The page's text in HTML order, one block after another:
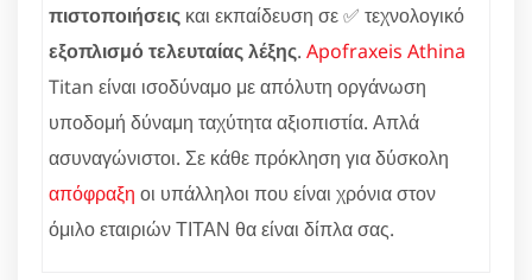
πιστοποιήσεις και εκπαίδευση σε ✅ τεχνολογικό
εξοπλισμό τελευταίας λέξης. Apofraxeis Athina
Titan είναι ισοδύναμο με απόλυτη οργάνωση
υποδομή δύναμη ταχύτητα αξιοπιστία. Απλά
ασυναγώνιστοι. Σε κάθε πρόκληση για δύσκολη
απόφραξη οι υπάλληλοι που είναι χρόνια στον
όμιλο εταιριών ΤΙΤΑΝ θα είναι δίπλα σας.